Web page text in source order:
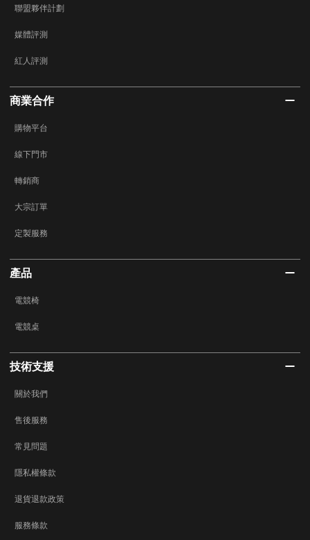
聯盟夥伴計劃
媒體評測
紅人評測
商業合作
購物平台
線下門市
轉銷商
大宗訂單
定製服務
產品
電競椅
電競桌
技術支援
關於我們
售後服務
常見問題
隱私權條款
退貨退款政策
服務條款